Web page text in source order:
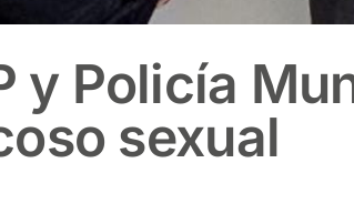
y Policía
sexual